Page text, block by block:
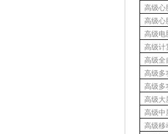
高级心
高级心
高级电
高级计
高级全
高级多
高级多
高级大
高级中
高级移